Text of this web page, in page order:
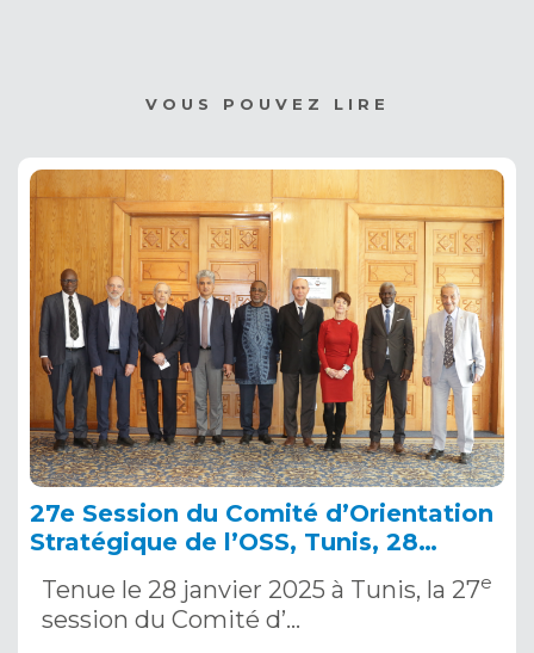
VOUS POUVEZ LIRE
27e Session du Comité d’Orientation
Stratégique de l’OSS, Tunis, 28
Tenue le 28 janvier 2025 à Tunis, la 27e
session du Comité d’…